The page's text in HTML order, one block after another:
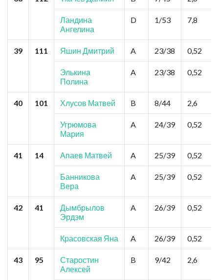
Ландина
Ангелина
D 1/53 7,8
39 111 Яшин Дмитрий A 23/38 0,52
Элькина
Полина
A 23/38 0,52
40 101 Хлусов Матвей B 8/44 2,6
Угрюмова
Мария
A 24/39 0,52
41 14 Апаев Матвей A 25/39 0,52
Банникова
Вера
A 25/39 0,52
42 41
Дымбрылов
Эрдэм
A 26/39 0,52
Красовская Яна
A 26/39 0,52
43 95
Старостин
Алексей
B 9/42 2,6